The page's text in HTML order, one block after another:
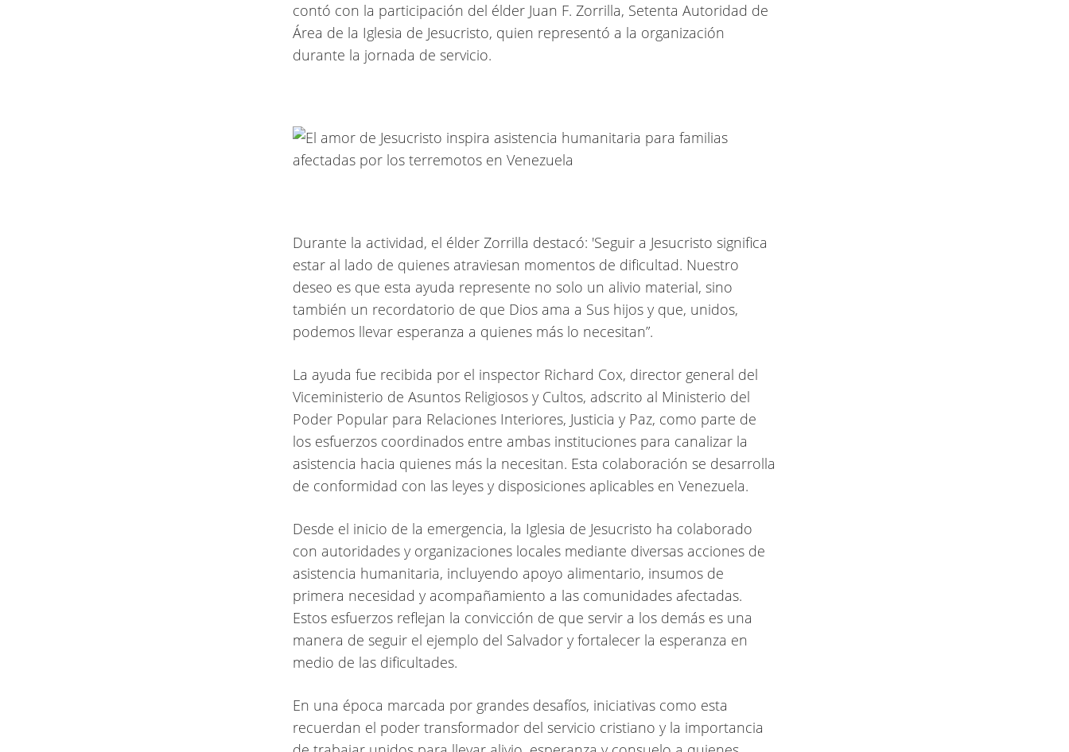
contó con la participación del élder Juan F. Zorrilla, Setenta Autoridad de
Área de la Iglesia de Jesucristo, quien representó a la organización
durante la jornada de servicio.
Durante la actividad, el élder Zorrilla destacó: 'Seguir a Jesucristo significa
estar al lado de quienes atraviesan momentos de dificultad. Nuestro
deseo es que esta ayuda represente no solo un alivio material, sino
también un recordatorio de que Dios ama a Sus hijos y que, unidos,
podemos llevar esperanza a quienes más lo necesitan”.
La ayuda fue recibida por el inspector Richard Cox, director general del
Viceministerio de Asuntos Religiosos y Cultos, adscrito al Ministerio del
Poder Popular para Relaciones Interiores, Justicia y Paz, como parte de
los esfuerzos coordinados entre ambas instituciones para canalizar la
asistencia hacia quienes más la necesitan. Esta colaboración se desarrolla
de conformidad con las leyes y disposiciones aplicables en Venezuela.
Desde el inicio de la emergencia, la Iglesia de Jesucristo ha colaborado
con autoridades y organizaciones locales mediante diversas acciones de
asistencia humanitaria, incluyendo apoyo alimentario, insumos de
primera necesidad y acompañamiento a las comunidades afectadas.
Estos esfuerzos reflejan la convicción de que servir a los demás es una
manera de seguir el ejemplo del Salvador y fortalecer la esperanza en
medio de las dificultades.
En una época marcada por grandes desafíos, iniciativas como esta
recuerdan el poder transformador del servicio cristiano y la importancia